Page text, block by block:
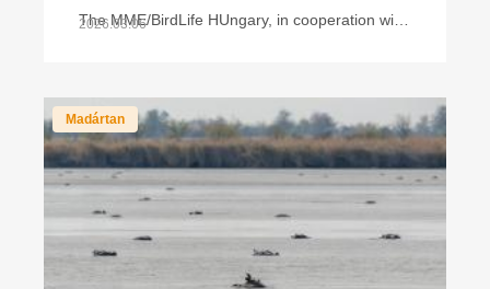
The MME/BirdLife HUngary, in cooperation with
2026.03.06
Madártan